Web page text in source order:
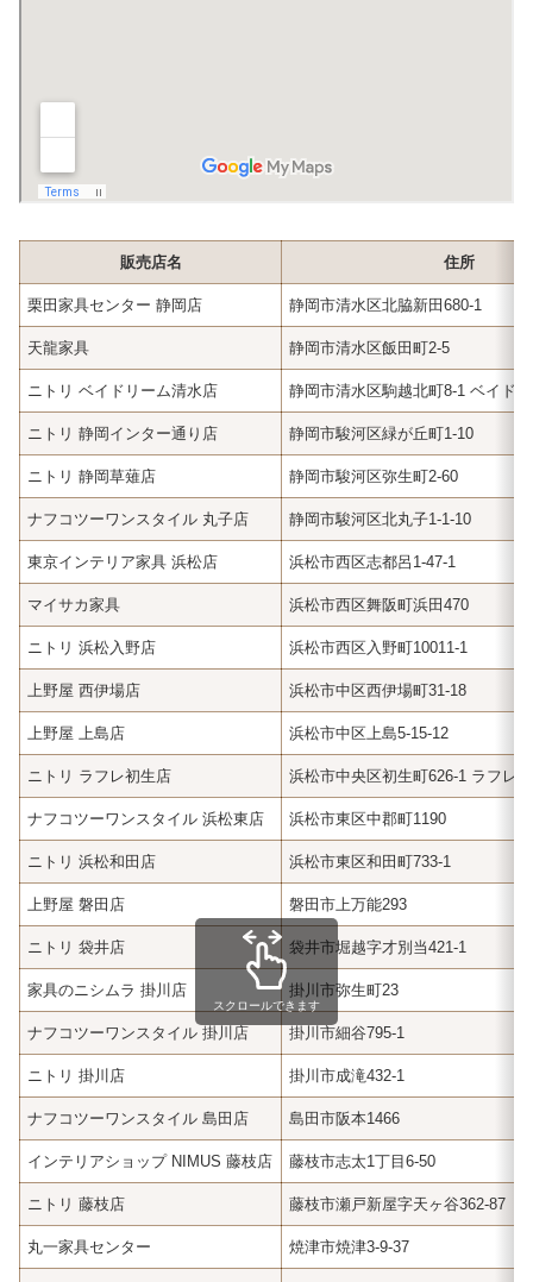
販売店名 住所
栗田家具センター 静岡店 静岡市清水区北脇新田680-1
天龍家具 静岡市清水区飯田町2-5
ニトリ ベイドリーム清水店 静岡市清水区駒越北町8-1 ベイド
ニトリ 静岡インター通り店 静岡市駿河区緑が丘町1-10
ニトリ 静岡草薙店 静岡市駿河区弥生町2-60
ナフコツーワンスタイル 丸子店 静岡市駿河区北丸子1-1-10
東京インテリア家具 浜松店 浜松市西区志都呂1-47-1
マイサカ家具 浜松市西区舞阪町浜田470
ニトリ 浜松入野店 浜松市西区入野町10011-1
上野屋 西伊場店 浜松市中区西伊場町31-18
上野屋 上島店 浜松市中区上島5-15-12
ニトリ ラフレ初生店 浜松市中央区初生町626-1 ラフレ
ナフコツーワンスタイル 浜松東店 浜松市東区中郡町1190
ニトリ 浜松和田店 浜松市東区和田町733-1
上野屋 磐田店 磐田市上万能293
ニトリ 袋井店 袋井市堀越字才別当421-1
家具のニシムラ 掛川店 掛川市弥生町23
ナフコツーワンスタイル 掛川店 掛川市細谷795-1
ニトリ 掛川店 掛川市成滝432-1
ナフコツーワンスタイル 島田店 島田市阪本1466
インテリアショップ NIMUS 藤枝店 藤枝市志太1丁目6-50
ニトリ 藤枝店 藤枝市瀬戸新屋字天ヶ谷362-87
丸一家具センター 焼津市焼津3-9-37
スクロールできます